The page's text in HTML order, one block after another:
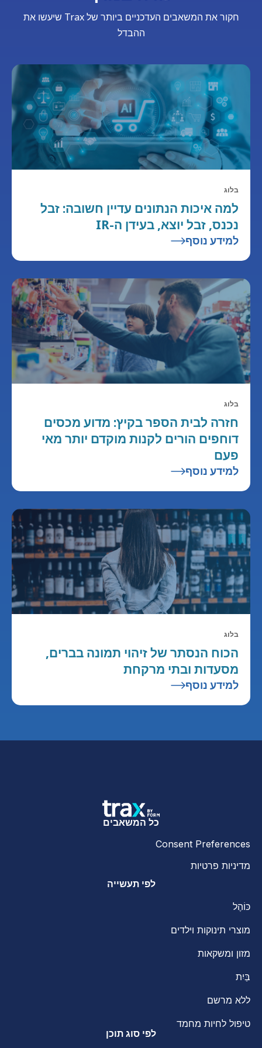
חקור את המשאבים העדכניים ביותר של Trax שיעשו את
ההבדל
בלוג
למה איכות הנתונים עדיין חשובה: זבל
נכנס, זבל יוצא, בעידן ה-IR
למידע נוסף
בלוג
חזרה לבית הספר בקיץ: מדוע מכסים
דוחפים הורים לקנות מוקדם יותר מאי
פעם
למידע נוסף
בלוג
הכוח הנסתר של זיהוי תמונה בברים,
מסעדות ובתי מרקחת
למידע נוסף
כל המשאבים
Consent Preferences
מדיניות פרטיות
לפי תעשייה
כּוֹהֶל
מוצרי תינוקות וילדים
מזון ומשקאות
בַּיִת
ללא מרשם
טיפול לחיות מחמד
לפי סוג תוכן